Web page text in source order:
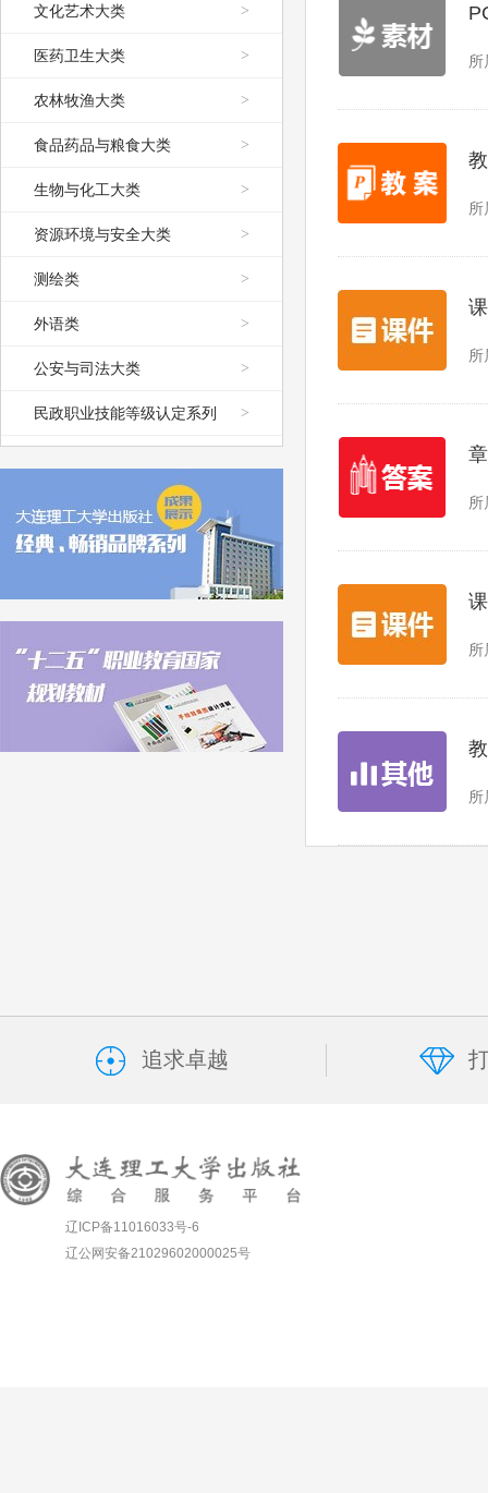
文化艺术大类 >
医药卫生大类 >
农林牧渔大类 >
食品药品与粮食大类 >
生物与化工大类 >
资源环境与安全大类 >
测绘类 >
外语类 >
公安与司法大类 >
民政职业技能等级认定系列 >
所
所
所
所
所
所
追求卓越
辽ICP备11016033号-6
辽公网安备21029602000025号